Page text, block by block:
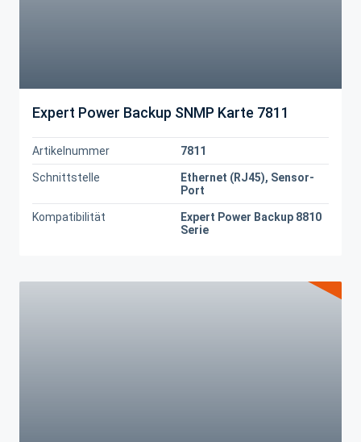
Expert Power Backup SNMP Karte 7811
Artikelnummer 7811
Schnittstelle
Ethernet (RJ45), Sensor-
Port
Kompatibilität
Expert Power Backup 8810
Serie